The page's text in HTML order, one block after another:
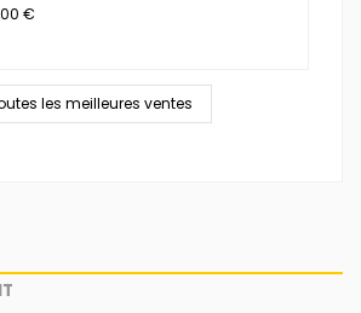
€
les meilleures ventes